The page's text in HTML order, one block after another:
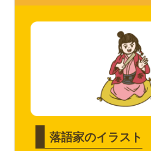
落語家のイラスト